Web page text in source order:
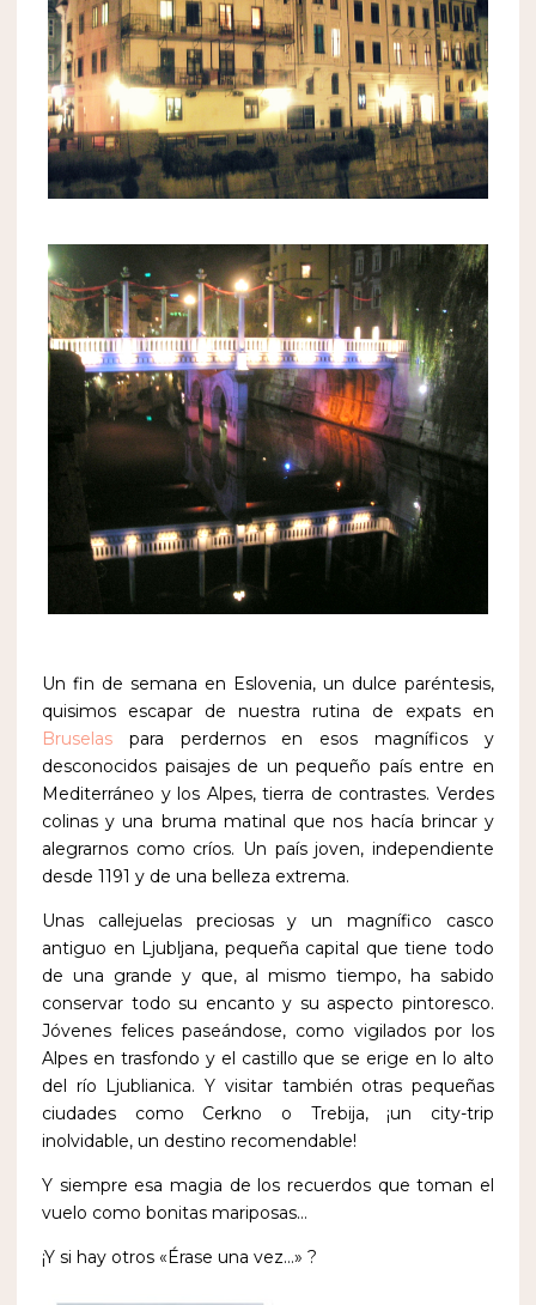
Un fin de semana en Eslovenia, un dulce paréntesis,
quisimos escapar de nuestra rutina de expats en
Bruselaspara perdernos en esos magníficos y
desconocidos paisajes de un pequeño país entre en
Mediterráneo y los Alpes, tierra de contrastes. Verdes
colinas y una bruma matinal que nos hacía brincar y
alegrarnos como críos. Un país joven, independiente
desde 1191 y de una belleza extrema.
Unas callejuelas preciosas y un magnífico casco
antiguo en Ljubljana, pequeña capital que tiene todo
de una grande y que, al mismo tiempo, ha sabido
conservar todo su encanto y su aspecto pintoresco.
Jóvenes felices paseándose, como vigilados por los
Alpes en trasfondo y el castillo que se erige en lo alto
del río Ljublianica. Y visitar también otras pequeñas
ciudades como Cerkno o Trebija, ¡un city-trip
inolvidable, un destino recomendable!
Y siempre esa magia de los recuerdos que toman el
vuelo como bonitas mariposas…
¡Y si hay otros «Érase una vez…» ?